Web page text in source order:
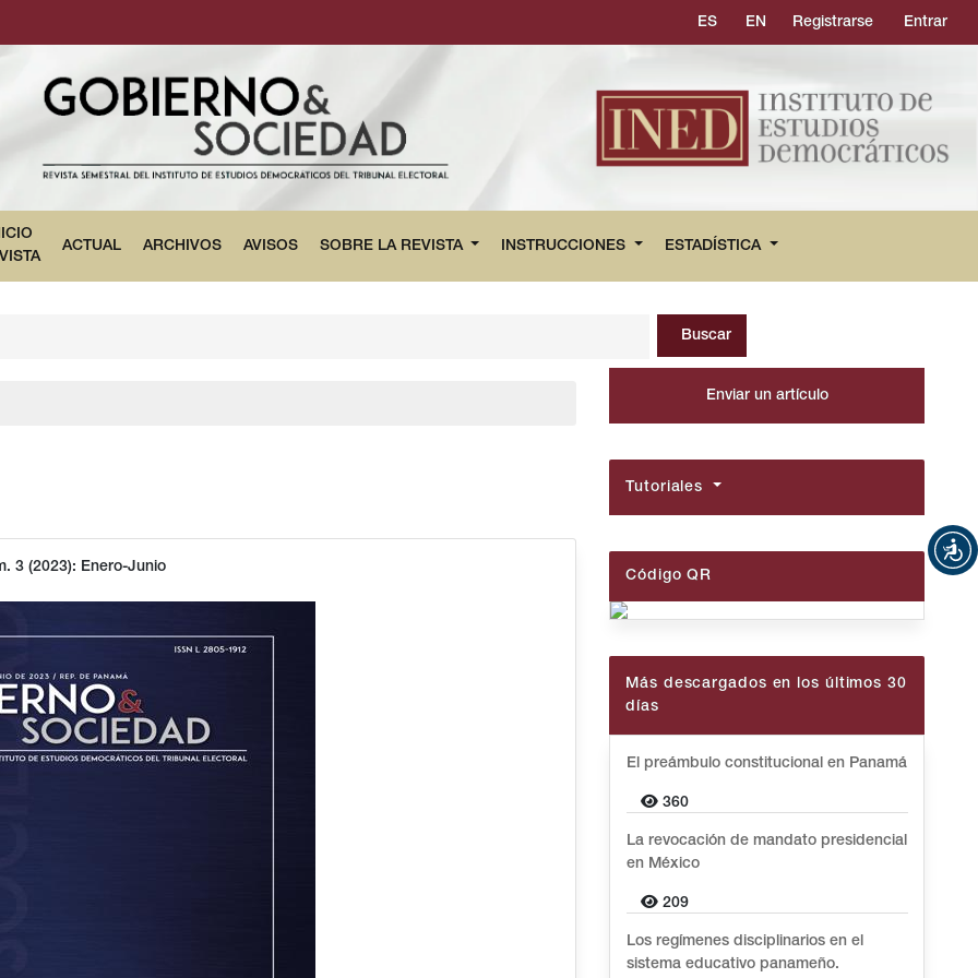
ES EN Registrarse Entrar
ACTUAL ARCHIVOS AVISOS SOBRE LA REVISTA INSTRUCCIONES ESTADÍSTICA
Buscar
3 (2023): Enero-Junio
Enviar un artículo
Tutoriales
Código QR
Más descargados en los últimos 30
días
El preámbulo constitucional en Panamá
360
La revocación de mandato presidencial
en México
209
Los regímenes disciplinarios en el
sistema educativo panameño.